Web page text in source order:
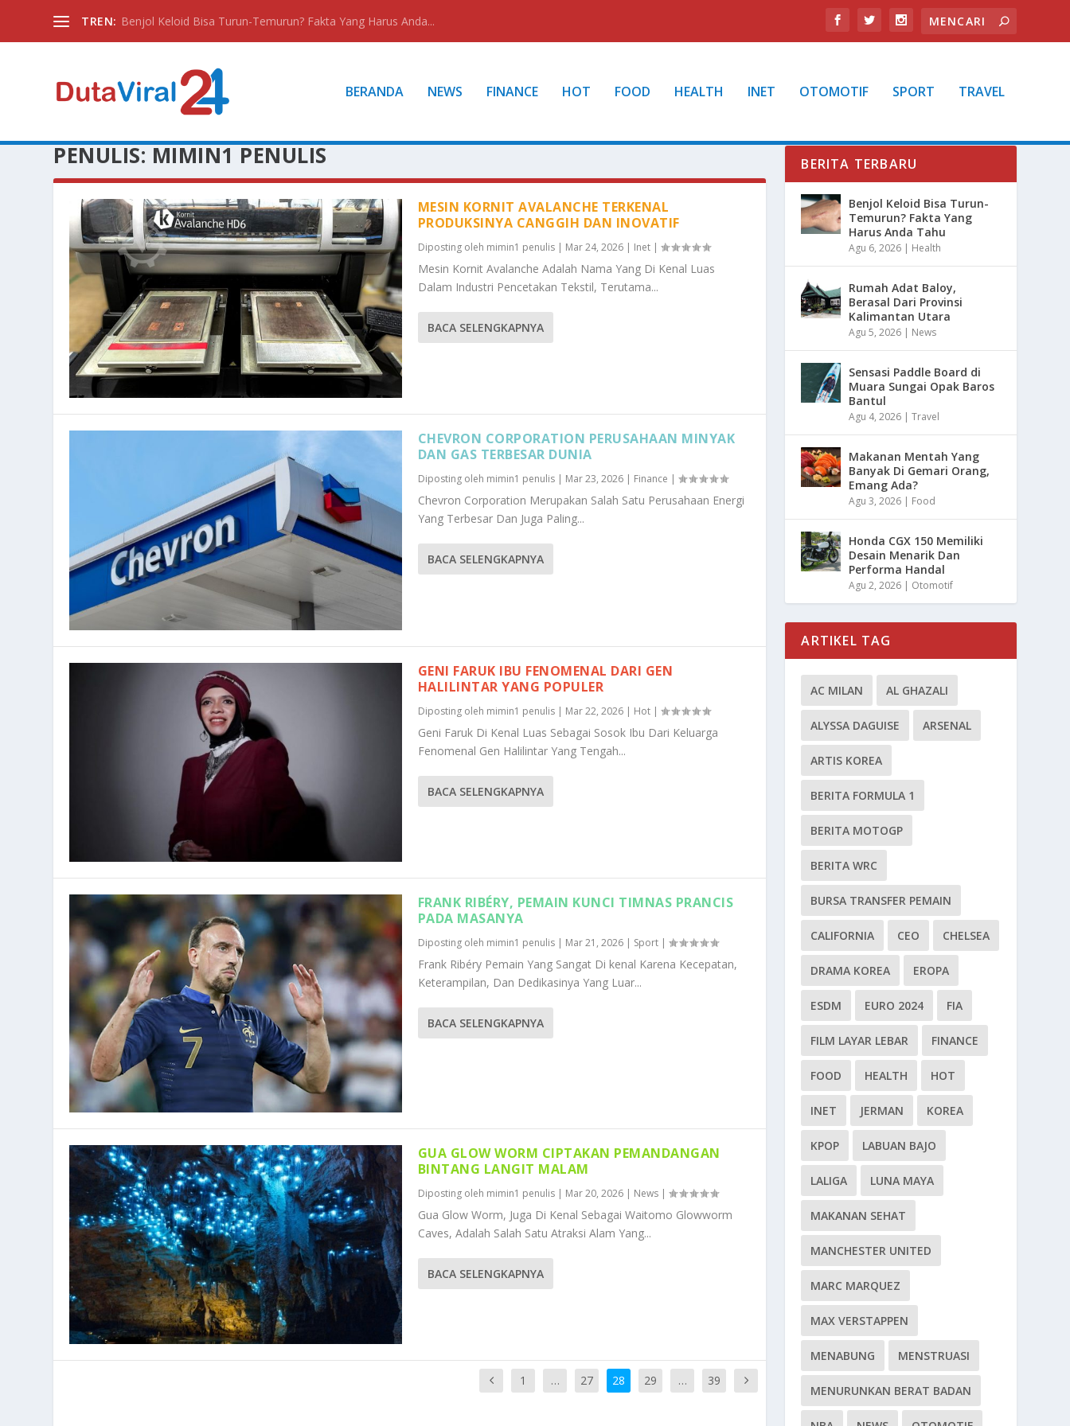
TREN: Benjol Keloid Bisa Turun-Temurun? Fakta Yang Harus Anda...
BERANDA NEWS FINANCE HOT FOOD HEALTH INET OTOMOTIF SPORT TRAVEL
PENULIS: MIMIN1 PENULIS
MESIN KORNIT AVALANCHE TERKENAL
PRODUKSINYA CANGGIH DAN INOVATIF
Diposting oleh mimin1 penulis| Mar 24, 2026| Inet|
Mesin Kornit Avalanche Adalah Nama Yang Di Kenal Luas
Dalam Industri Pencetakan Tekstil, Terutama...
BACA SELENGKAPNYA
CHEVRON CORPORATION PERUSAHAAN MINYAK
DAN GAS TERBESAR DUNIA
Diposting oleh mimin1 penulis| Mar 23, 2026| Finance |
Chevron Corporation Merupakan Salah Satu Perusahaan Energi
Yang Terbesar Dan Juga Paling...
BACA SELENGKAPNYA
GENI FARUK IBU FENOMENAL DARI GEN
HALILINTAR YANG POPULER
Diposting oleh mimin1 penulis| Mar 22, 2026| Hot|
Geni Faruk Di Kenal Luas Sebagai Sosok Ibu Dari Keluarga
Fenomenal Gen Halilintar Yang Tengah...
BACA SELENGKAPNYA
FRANK RIBÉRY, PEMAIN KUNCI TIMNAS PRANCIS
PADA MASANYA
Diposting oleh mimin1 penulis| Mar 21, 2026| Sport|
Frank Ribéry Pemain Yang Sangat Di kenal Karena Kecepatan,
Keterampilan, Dan Dedikasinya Yang Luar...
BACA SELENGKAPNYA
GUA GLOW WORM CIPTAKAN PEMANDANGAN
BINTANG LANGIT MALAM
Diposting oleh mimin1 penulis| Mar 20, 2026| News|
Gua Glow Worm, Juga Di Kenal Sebagai Waitomo Glowworm
Caves, Adalah Salah Satu Atraksi Alam Yang...
BACA SELENGKAPNYA
1 … 27 28 29 … 39
BERITA TERBARU
Benjol Keloid Bisa Turun-
Temurun? Fakta Yang
Harus Anda Tahu
Agu 6, 2026 | Health
Rumah Adat Baloy,
Berasal Dari Provinsi
Kalimantan Utara
Agu 5, 2026 | News
Sensasi Paddle Board di
Muara Sungai Opak Baros
Bantul
Agu 4, 2026 |Travel
Makanan Mentah Yang
Banyak Di Gemari Orang,
Emang Ada?
Agu 3, 2026 | Food
Honda CGX 150 Memiliki
Desain Menarik Dan
Performa Handal
Agu 2, 2026 | Otomotif
ARTIKEL TAG
AC MILAN AL GHAZALI
ALYSSA DAGUISE ARSENAL
ARTIS KOREA
BERITA FORMULA 1
BERITA MOTOGP
BERITA WRC
BURSA TRANSFER PEMAIN
CALIFORNIA CEO CHELSEA
DRAMA KOREA EROPA
ESDM EURO 2024 FIA
FILM LAYAR LEBAR FINANCE
FOOD HEALTH HOT
INET JERMAN KOREA
KPOP LABUAN BAJO
LALIGA LUNA MAYA
MAKANAN SEHAT
MANCHESTER UNITED
MARC MARQUEZ
MAX VERSTAPPEN
MENABUNG MENSTRUASI
MENURUNKAN BERAT BADAN